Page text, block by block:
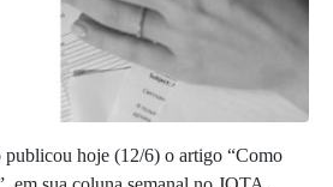
publicou hoje (12/6) o artigo “Como